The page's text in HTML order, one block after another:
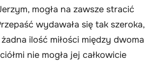
mogła na zawsze stracić
wydawała się tak szeroka,
ilość miłości między dwoma
nie mogła jej całkowicie